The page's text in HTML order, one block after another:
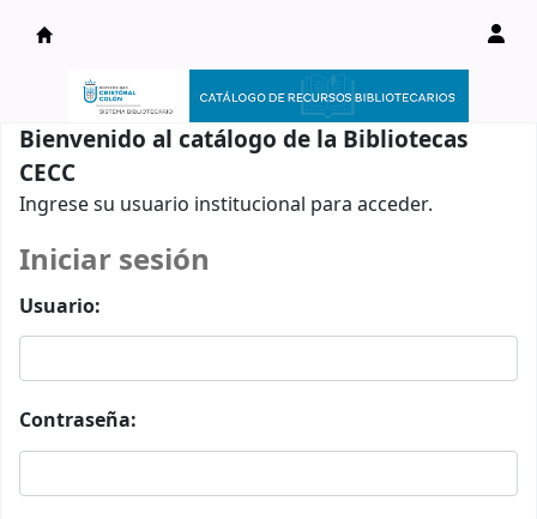
Catálogo en línea
Bienvenido al catálogo de la Bibliotecas
CECC
Ingrese su usuario institucional para acceder.
Iniciar sesión
Usuario:
Contraseña: